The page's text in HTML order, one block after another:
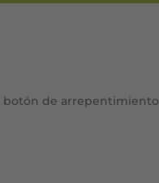
botón de arrepentimiento